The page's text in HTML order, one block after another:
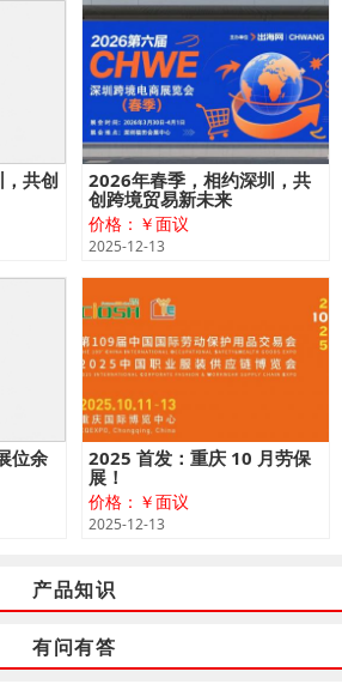
共创
2026年春季，相约深圳，共
创跨境贸易新未来
价格：￥面议
2025-12-13
位余
2025 首发：重庆 10 月劳保
展​！
价格：￥面议
2025-12-13
产品知识
有问有答